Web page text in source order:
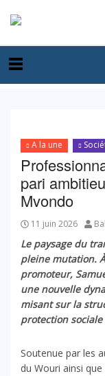
A la une
pari
Mvondo
11 juin 2026
Le paysage du
pleine mutation.
promoteur,
une nouvelle
misant sur la
protection
Soutenue par les
du Wouri ainsi